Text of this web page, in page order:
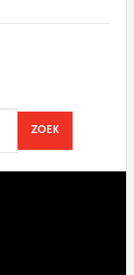
ZOEKSEARCH